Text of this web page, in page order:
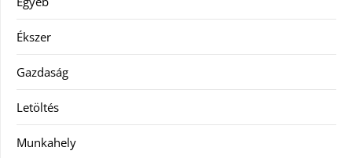
Ékszer
Gazdaság
Letöltés
Munkahely